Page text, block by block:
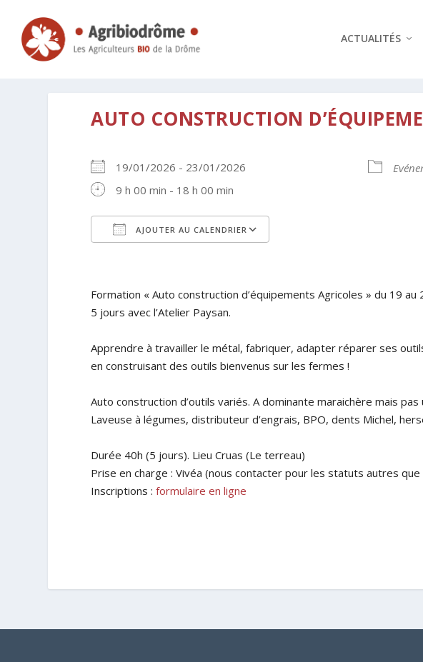
ACTUALITÉS
AUTO CONSTRUCTION
19/01/2026 - 23/01/2026
9 h 00 min - 18 h 00 min
AJOUTER AU CALENDRIER
Formation « Auto construction d’équipements Agricoles » du 19 au
5 jours avec l’Atelier Paysan.
Apprendre à travailler le métal, fabriquer, adapter réparer ses
en construisant des outils bienvenus sur les fermes !
Auto construction d’outils variés. A dominante maraichère mais
Laveuse à légumes, distributeur d’engrais, BPO, dents Michel,
Durée 40h (5 jours). Lieu Cruas (Le terreau)
Prise en charge : Vivéa (nous contacter pour les statuts autres
Inscriptions :formulaire en ligne